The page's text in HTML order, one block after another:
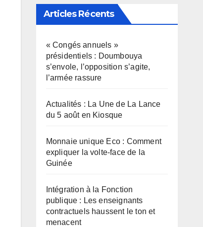
Articles Récents
« Congés annuels »
présidentiels : Doumbouya
s’envole, l’opposition s’agite,
l’armée rassure
Actualités : La Une de La Lance
du 5 août en Kiosque
Monnaie unique Eco : Comment
expliquer la volte-face de la
Guinée
Intégration à la Fonction
publique : Les enseignants
contractuels haussent le ton et
menacent